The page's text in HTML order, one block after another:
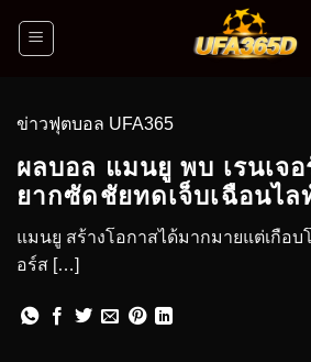
ข่าวฟุตบอล UFA365
ผลบอล แมนยู พบ เรนเจ
ยากซัดชัยทดเจ็บเฉือนไล
แมนยู สร้างโอกาสได้มากมายแต่เกือบ
อร์ส […]